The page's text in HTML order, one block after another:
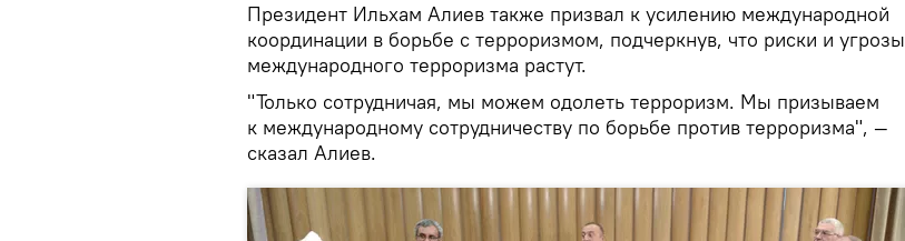
Президент Ильхам Алиев также призвал к усилению международной
координации в борьбе с терроризмом, подчеркнув, что риски и угрозы
международного терроризма растут.
"Только сотрудничая, мы можем одолеть терроризм. Мы призываем
к международному сотрудничеству по борьбе против терроризма", —
сказал Алиев.